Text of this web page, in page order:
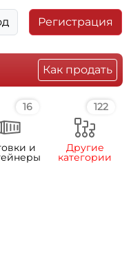
Регистрация
Как продать
16
и
122
Другие
категории